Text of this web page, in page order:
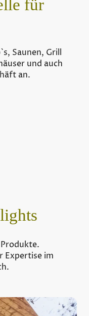
für
Saunen, Grill
und auch
an.
Expertise im